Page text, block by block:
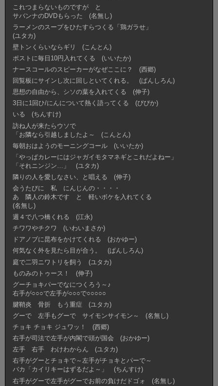
これつまらないものですが と
サバンナのDVDもらった (名無し)
ラーメンのスープをひたすらつくる「鶏ガラせ」
(ユタカ)
壁トンくらいならギリ (こんとん)
ポストに毎日10円入れてくる (いいたか)
ナースコールのスピーカーがなぜここに？ (西郷)
回覧板にサインし次に回しといてくれる。 (ぱんしろん)
思想の自由から、シソの葉を入れてくる (伸子)
3日に1回ひ/にんについて熱く語ってくる (ぴぴか)
いる (ちんすけ)
訪ね人が来たらウソで
「お隣なら引越しましたよ～ (こんとん)
毎朝おはようのモーニングコール (いいたか)
「やっぱカレーにはジャガイモタマネギとこれだよねー」
「それニンジン…」 (ユタカ)
隣りの人を愛しなさい、と唱える (伸子)
会うたびに 私 にんじんの・・・・
あ 隣人の鈴木です と 軽いボケを入れてくる
(名無し)
週４で八つ橋くれる (江永)
チワワやチクワ (いわいまさか)
ドアノブに昆布をかけてくれる (おかゆー)
何気なく外を見たら目が合う。 (ぱんしろん)
庭で二羽ニワトリを飼う (ユタカ)
ものみのトゥース！ (伸子)
グーチョキパーでなにつくろう～♪
右手が○○○で左手が○○○で○○○○○
腱鞘炎 骨折 もう重症 (ユタカ)
グーで 左手もグーで サイモンサイモン～ (名無し)
チョキ チョキ ジュワッ！ (西郷)
右手が司法で左手が内閣で頭が国会 (おかゆー)
左手 右手 わけわからん (ユタカ)
右手がグーとチョキで～左手がチョキとパーで～
バカ「カイリキーはずるだよ～」 (ちんすけ)
右手がグーで左手がグーでお前の負けだドゴォ (名無し)